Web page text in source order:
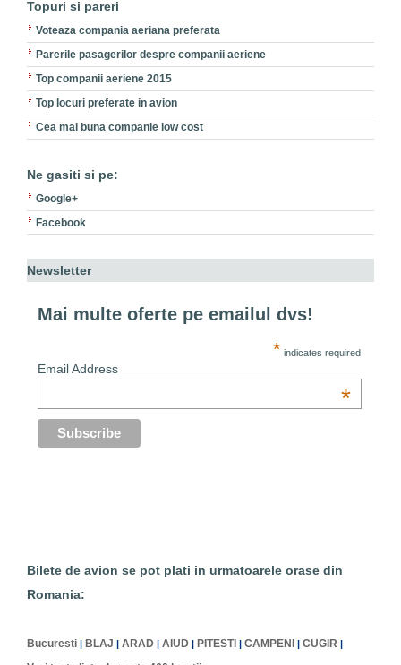
Topuri si pareri
Voteaza compania aeriana preferata
Parerile pasagerilor despre companii aeriene
Top companii aeriene 2015
Top locuri preferate in avion
Cea mai buna companie low cost
Ne gasiti si pe:
Google+
Facebook
Newsletter
Mai multe oferte pe emailul dvs!
* indicates required
Email Address
*
Bilete de avion se pot plati in urmatoarele orase din
Romania:
Bucuresti | BLAJ |ARAD |AIUD | PITESTI |CAMPENI |CUGIR |